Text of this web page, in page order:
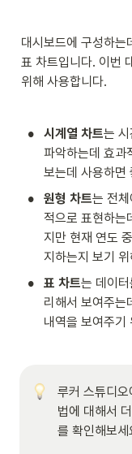
대시보드에 구성하는
표 차트입니다. 이번
위해 사용합니다.
• 시계열 차트는
파악하는데 효과
보는데 사용하면
• 원형 차트는 전
적으로 표현하는
지만 현재 연도
지하는지 보기
• 표 차트는 데이
리해서 보여주는
내역을 보여주기
루커 스튜디
법에 대해서
를 확인해보세